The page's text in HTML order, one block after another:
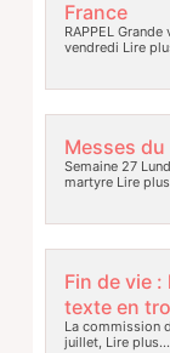
France
RAPPEL
vendredi Lire
Messes
Semaine 27
martyreLire
Fin de vie :
texte en
La commission
juillet, Lire plus…